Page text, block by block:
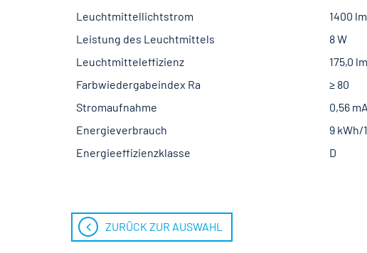
Leuchtmittellichtstrom
1400 lm
Leistung des Leuchtmittels
8 W
Leuchtmitteleffizienz
175,0
Farbwiedergabeindex Ra
≥ 80
Stromaufnahme
0,56 mA
Energieverbrauch
9 kWh/
Energieeffizienzklasse
D
ZURÜCK ZUR AUSWAHL